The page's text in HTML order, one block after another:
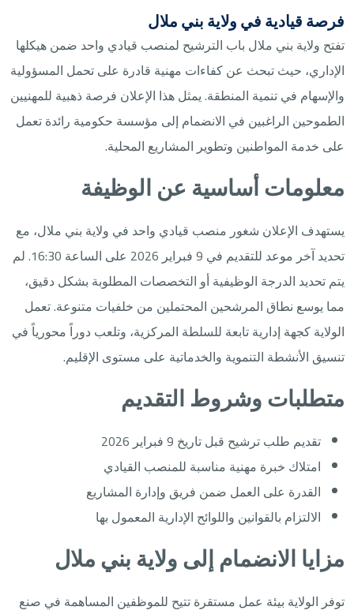
فرصة قيادية في ولاية بني ملال
تفتح ولاية بني ملال باب الترشيح لمنصب قيادي واحد ضمن هيكلها
الإداري، حيث تبحث عن كفاءات مهنية قادرة على تحمل المسؤولية
والإسهام في تنمية المنطقة. يمثل هذا الإعلان فرصة ذهبية للمهنيين
الطموحين الراغبين في الانضمام إلى مؤسسة حكومية رائدة تعمل
على خدمة المواطنين وتطوير المشاريع المحلية.
معلومات أساسية عن الوظيفة
يستهدف الإعلان شغور منصب قيادي واحد في ولاية بني ملال، مع
تحديد آخر موعد للتقديم في 9 فبراير 2026 على الساعة 16:30. لم
يتم تحديد الدرجة الوظيفية أو التخصصات المطلوبة بشكل دقيق،
مما يوسع نطاق المرشحين المحتملين من خلفيات متنوعة. تعمل
الولاية كجهة إدارية تابعة للسلطة المركزية، وتلعب دوراً محورياً في
تنسيق الأنشطة التنموية والخدماتية على مستوى الإقليم.
متطلبات وشروط التقديم
تقديم طلب ترشيح قبل تاريخ 9 فبراير 2026
امتلاك خبرة مهنية مناسبة للمنصب القيادي
القدرة على العمل ضمن فريق وإدارة المشاريع
الالتزام بالقوانين واللوائح الإدارية المعمول بها
مزايا الانضمام إلى ولاية بني ملال
توفر الولاية بيئة عمل مستقرة تتيح للموظفين المساهمة في صنع